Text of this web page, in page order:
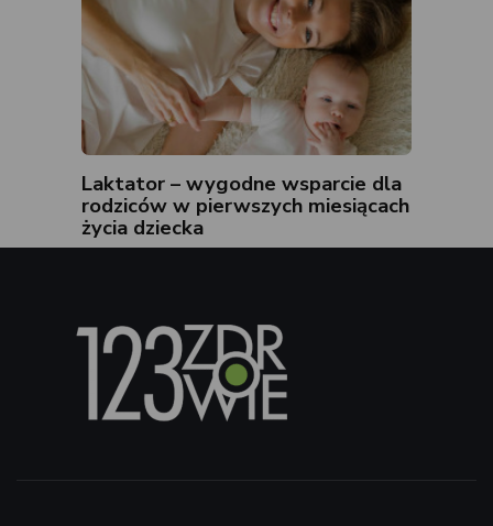
Laktator – wygodne wsparcie dla
rodziców w pierwszych miesiącach
życia dziecka